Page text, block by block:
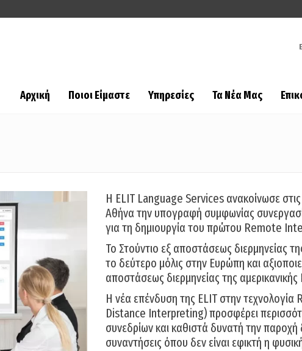
Αρχική Ποιοι Είμαστε Υπηρεσίες Τα Νέα Μας
Η ELIT Language Services ανακοίνωσε
Αθήνα την υπογραφή συμφωνίας
για τη δημιουργία του πρώτου Remote
Το Στούντιο εξ αποστάσεως διερμηνείας
το δεύτερο μόλις στην Ευρώπη και
αποστάσεως διερμηνείας της αμερικανικής
Η νέα επένδυση της ELIT στην
Distance Interpreting) προσφέρει
συνεδρίων και καθιστά δυνατή την παροχή
συναντήσεις όπου δεν είναι εφικτή η